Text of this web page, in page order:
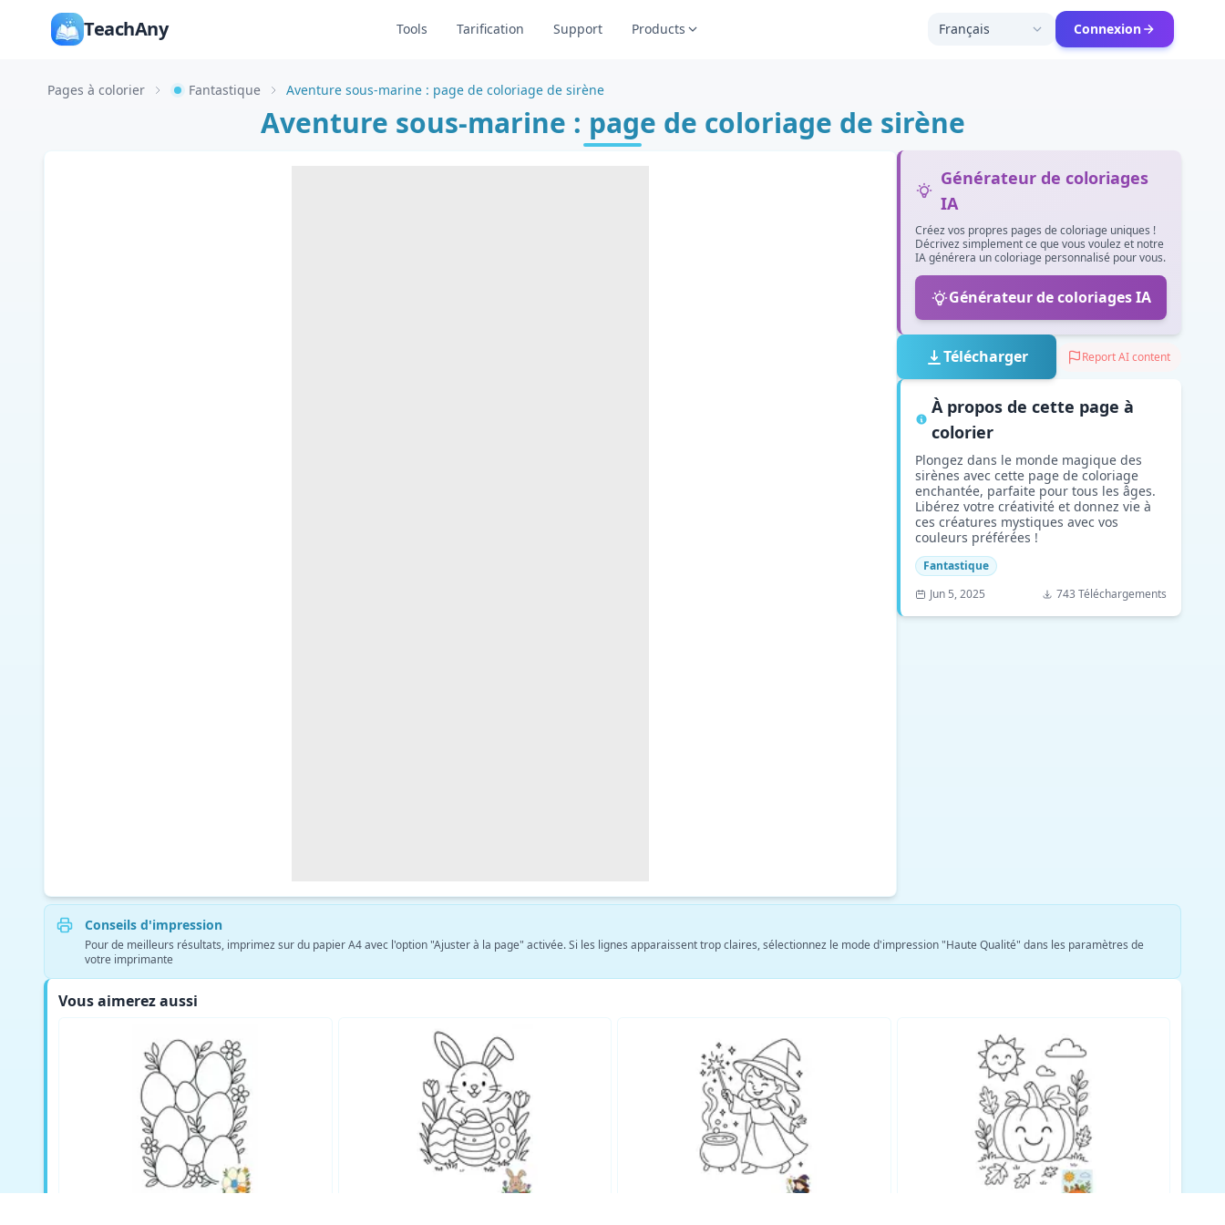
TeachAny Tools Tarification Support Products Français Connexion
Pages à colorier Fantastique Aventure sous-marine : page de coloriage de sirène
Aventure sous-marine : page de coloriage de sirène
Générateur de coloriages
IA
Créez vos propres pages de coloriage uniques !
Décrivez simplement ce que vous voulez et notre
IA générera un coloriage personnalisé pour vous.
Générateur de coloriages IA
Télécharger Report AI content
À propos de cette page à
colorier
Plongez dans le monde magique des
sirènes avec cette page de coloriage
enchantée, parfaite pour tous les âges.
Libérez votre créativité et donnez vie à
ces créatures mystiques avec vos
couleurs préférées !
Fantastique
Jun 5, 2025
743 Téléchargements
Conseils d'impression
Pour de meilleurs résultats, imprimez sur du papier A4 avec l'option "Ajuster à la page" activée. Si les lignes apparaissent trop claires, sélectionnez le mode d'impression "Haute Qualité" dans les paramètres de
votre imprimante
Vous aimerez aussi